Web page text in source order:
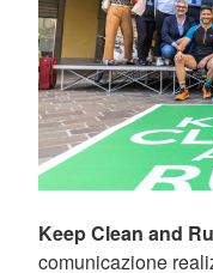
Keep Clean and
comunicazione